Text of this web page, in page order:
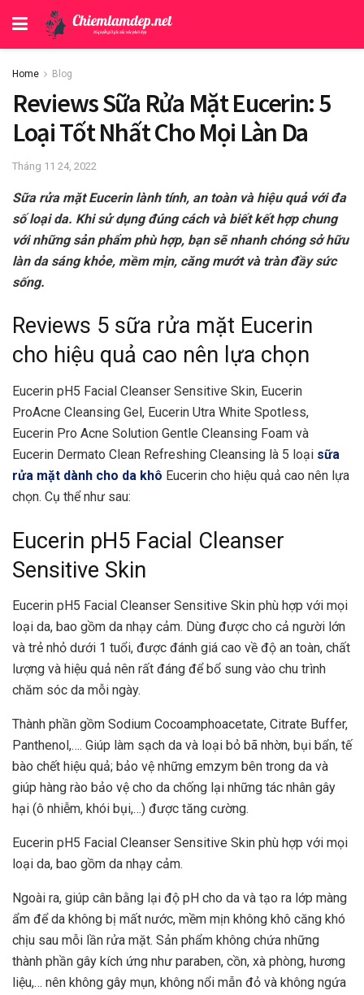
Home Blog
Reviews Sữa Rửa Mặt Eucerin: 5
Loại Tốt Nhất Cho Mọi Làn Da
Tháng 11 24, 2022
Sữa rửa mặt Eucerin lành tính, an toàn và hiệu quả với đa
số loại da. Khi sử dụng đúng cách và biết kết hợp chung
với những sản phẩm phù hợp, bạn sẽ nhanh chóng sở hữu
làn da sáng khỏe, mềm mịn, căng mướt và tràn đầy sức
sống.
Reviews 5 sữa rửa mặt Eucerin
cho hiệu quả cao nên lựa chọn
Eucerin pH5 Facial Cleanser Sensitive Skin, Eucerin
ProAcne Cleansing Gel, Eucerin Utra White Spotless,
Eucerin Pro Acne Solution Gentle Cleansing Foam và
Eucerin Dermato Clean Refreshing Cleansing là 5 loại sữa
rửa mặt dành cho da khô Eucerin cho hiệu quả cao nên lựa
chọn. Cụ thể như sau:
Eucerin pH5 Facial Cleanser
Sensitive Skin
Eucerin pH5 Facial Cleanser Sensitive Skin phù hợp với mọi
loại da, bao gồm da nhạy cảm. Dùng được cho cả người lớn
và trẻ nhỏ dưới 1 tuổi, được đánh giá cao về độ an toàn, chất
lượng và hiệu quả nên rất đáng để bổ sung vào chu trình
chăm sóc da mỗi ngày.
Thành phần gồm Sodium Cocoamphoacetate, Citrate Buffer,
Panthenol,…. Giúp làm sạch da và loại bỏ bã nhờn, bụi bẩn, tế
bào chết hiệu quả; bảo vệ những emzym bên trong da và
giúp hàng rào bảo vệ cho da chống lại những tác nhân gây
hại (ô nhiễm, khói bụi,…) được tăng cường.
Eucerin pH5 Facial Cleanser Sensitive Skin phù hợp với mọi
loại da, bao gồm da nhạy cảm.
Ngoài ra, giúp cân bằng lại độ pH cho da và tạo ra lớp màng
ẩm để da không bị mất nước, mềm mịn không khô căng khó
chịu sau mỗi lần rửa mặt. Sản phẩm không chứa những
thành phần gây kích ứng như paraben, cồn, xà phòng, hương
liệu,… nên không gây mụn, không nổi mẫn đỏ và không ngứa